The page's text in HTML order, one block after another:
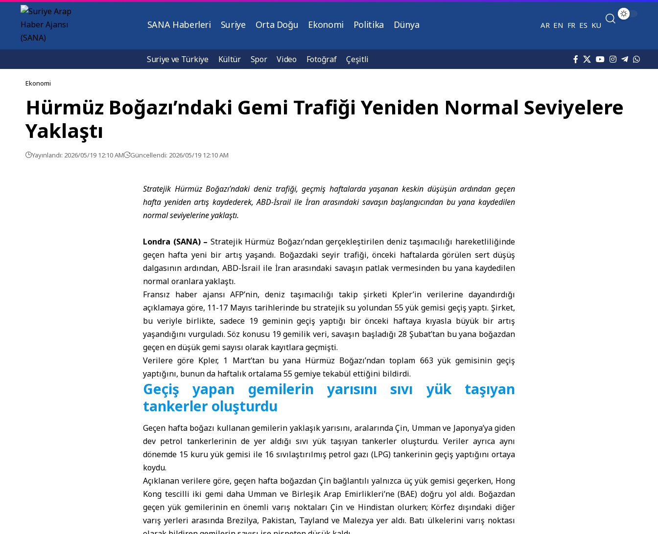
SANA Haberleri Suriye Orta Doğu Ekonomi Politika Dünya AR EN FR ES KU
Suriye ve Türkiye Kültür Spor Video Fotoğraf Çeşitli
Ekonomi
Hürmüz Boğazı’ndaki Gemi Trafiği Yeniden Normal Seviyelere
Yaklaştı
Yayınlandı: 2026/05/19 12:10 AM Güncellendi: 2026/05/19 12:10 AM
Stratejik Hürmüz Boğazı’ndaki deniz trafiği, geçmiş haftalarda yaşanan keskin düşüşün ardından geçen
hafta yeniden artış kaydederek, ABD-İsrail ile İran arasındaki savaşın başlangıcından bu yana kaydedilen
normal seviyelerine yaklaştı.
Londra (SANA) – Stratejik Hürmüz Boğazı’ndan gerçekleştirilen deniz taşımacılığı hareketliliğinde
geçen hafta yeni bir artış yaşandı. Boğazdaki seyir trafiği, önceki haftalarda görülen sert düşüş
dalgasının ardından, ABD-İsrail ile İran arasındaki savaşın patlak vermesinden bu yana kaydedilen
normal oranlara yaklaştı.
Fransız haber ajansı AFP’nin, deniz taşımacılığı takip şirketi Kpler’in verilerine dayandırdığı
açıklamaya göre, 11-17 Mayıs tarihlerinde bu stratejik su yolundan 55 yük gemisi geçiş yaptı. Şirket,
bu veriyle birlikte, sadece 19 geminin geçiş yaptığı bir önceki haftaya kıyasla büyük bir artış
yaşandığını vurguladı. Söz konusu 19 gemilik veri, savaşın başladığı 28 Şubat’tan bu yana boğazdan
geçen en düşük gemi sayısı olarak kayıtlara geçmişti.
Verilere göre Kpler, 1 Mart’tan bu yana Hürmüz Boğazı’ndan toplam 663 yük gemisinin geçiş
yaptığını, bunun da haftalık ortalama 55 gemiye tekabül ettiğini bildirdi.
Geçiş yapan gemilerin yarısını sıvı yük taşıyan
tankerler oluşturdu
Geçen hafta boğazı kullanan gemilerin yaklaşık yarısını, aralarında Çin, Umman ve Japonya’ya giden
dev petrol tankerlerinin de yer aldığı sıvı yük taşıyan tankerler oluşturdu. Veriler ayrıca aynı
dönemde 15 kuru yük gemisi ile 16 sıvılaştırılmış petrol gazı (LPG) tankerinin geçiş yaptığını ortaya
koydu.
Açıklanan verilere göre, geçen hafta boğazdan Çin bağlantılı yalnızca üç yük gemisi geçerken, Hong
Kong tescilli iki gemi daha Umman ve Birleşik Arap Emirlikleri’ne (BAE) doğru yol aldı. Boğazdan
geçen yük gemilerinin en önemli varış noktaları Çin ve Hindistan olurken; Körfez dışındaki diğer
varış yerleri arasında Brezilya, Pakistan, Tayland ve Malezya yer aldı. Batı ülkelerini varış noktası